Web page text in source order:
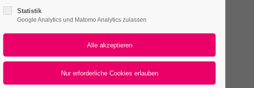
8:00am - 5:00pm
VMB
Sachsen-Anhalt e.V.
Statistik
Google Analytics und Matomo Analytics zulassen